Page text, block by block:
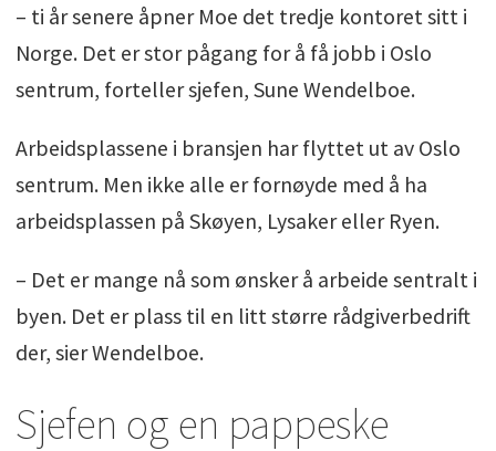
– ti år senere åpner Moe det tredje kontoret sitt i
Norge. Det er stor pågang for å få jobb i Oslo
sentrum, forteller sjefen, Sune Wendelboe.
Arbeidsplassene i bransjen har flyttet ut av Oslo
sentrum. Men ikke alle er fornøyde med å ha
arbeidsplassen på Skøyen, Lysaker eller Ryen.
– Det er mange nå som ønsker å arbeide sentralt i
byen. Det er plass til en litt større rådgiverbedrift
der, sier Wendelboe.
Sjefen og en pappeske